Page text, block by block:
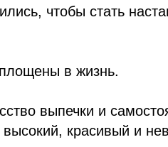
чтобы стать
в жизнь.
выпечки и
красивый и